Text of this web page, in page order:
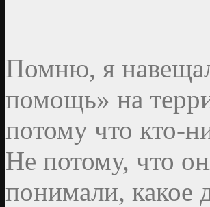
Помню, я
помощь» на
потому что кто-
Не потому, что
понимали, какое